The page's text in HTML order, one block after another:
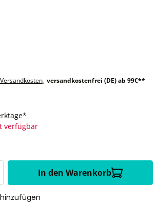
Versandkosten, versandkostenfrei (DE) ab 99€**
verfügbar
In den Warenkorb